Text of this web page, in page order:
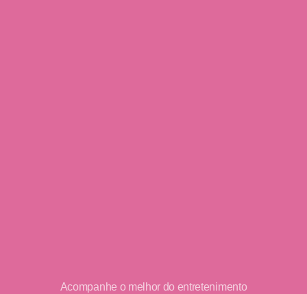
Acompanhe o melhor do entretenimento